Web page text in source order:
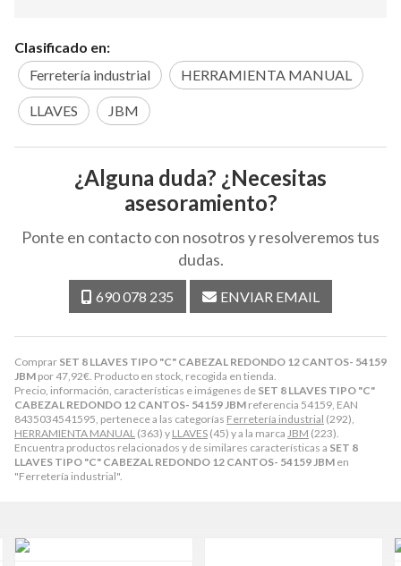
Comprar SET 8 LLAVES TIPO "C" CABEZAL REDONDO 12 CANTOS- 54159
JBM por47,92€. Producto en stock, recogida en tienda.
Precio, información, características e imágenes de SET 8 LLAVES TIPO "C"
CABEZAL REDONDO 12 CANTOS- 54159 JBM referencia 54159, EAN
8435034541595, pertenece a las categorías Ferretería industrial (292),
HERRAMIENTA MANUAL (363) y LLAVES (45) y a la marca JBM (223).
Encuentra productos relacionados y de similares características a SET 8
LLAVES TIPO "C" CABEZAL REDONDO 12 CANTOS- 54159 JBM en
"Ferretería industrial".
Clasificado en:
Ferretería industrial
HERRAMIENTA MANUAL
LLAVES JBM
¿Alguna duda? ¿Necesitas
asesoramiento?
Ponte en contacto con nosotros y resolveremos tus
dudas.
690 078 235 ENVIAR EMAIL